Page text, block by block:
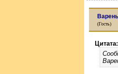
(Гость)
Цитата: